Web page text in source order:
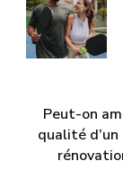
Peut-on
qualité